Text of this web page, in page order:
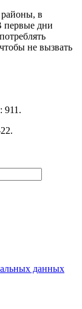
в
дни
не вызвать
911.
данных